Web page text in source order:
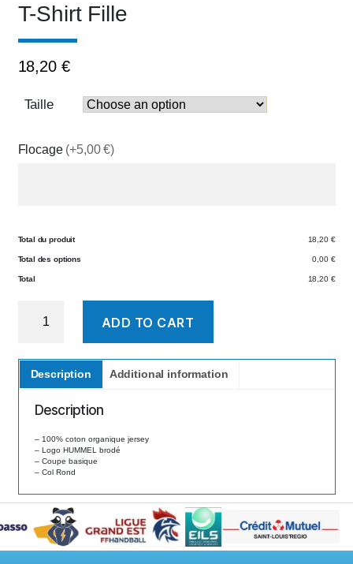
T-Shirt Fille
18,20 €
Taille
Flocage (+5,00 €)
Total du produit 18,20 €
Total des options 0,00 €
Total 18,20 €
ADD TO CART
Description Additional information
Description
– 100% coton organique jersey
– Logo HUMMEL brodé
– Coupe basique
– Col Rond